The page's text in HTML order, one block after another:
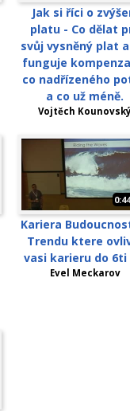
Jak si říci o
platu - Co dělat
svůj vysněný plat
funguje
co nadřízeného
a co už méně.
Vojtěch Kounovský
Kariera
Trendu ktere
vasi karieru do
Evel Meckarov